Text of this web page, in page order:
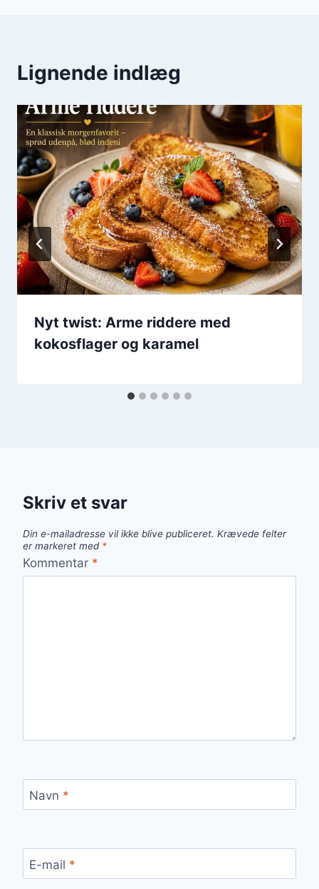
Lignende indlæg
Nyt twist: Arme riddere med
kokosflager og karamel
Skriv et svar
Din e-mailadresse vil ikke blive publiceret. Krævede felter
er markeret med *
Kommentar *
Navn *
E-mail *